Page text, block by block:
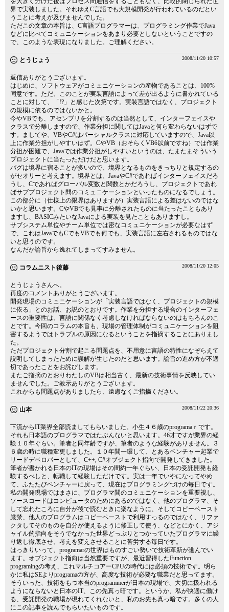
界で実装しました。それゆえC言語でも大規模開発が行われているのだとい
うことに考えが及びませんでした。
ただこの文章の本旨は、C言語プログラマーは、プログラミング作業でJava
などに比べてコミュニケーションをあまり必要としないということですの
で、このような表現になりました。ご理解ください。
とうじょう 2008/11/20 10:57
返信ありがとうございます。
はじめに、ソフトウェアがコミュニケーションの産物であることは、100%
同意です。ただ、このことが実装言語によって差が出るように書かれている
ことに対して、「!?」と感じた次第です。実装言語ではなく、プロジェクト
の規模に依るのではないかと。
今やVBでも、アセンブリを分割するのは当然として、インターフェイスや
クラスで分離しますので、作業分担に関してはJavaと何ら変わらないはずで
す。ましてや、VBやC#はパーシャルクラスに対応していますので、Java以
上に作業分担がしやすいはず。CやVB（おそらくVB6以前ですね）では作業
分担が困難で、Javaでは作業分担がしやすいというのは、たまたまそういう
プロジェクトに当たっただけだと思います。
バグは境界に宿ることが多いので、境界となるものをきっちりと規定するの
がセオリーと考えます。境界とは、JavaやC#であればインターフェイスだろ
うし、Cであればグローバル変数と関数とかだろうし、プロジェクトであれ
ばサブプロジェクト間のコミュニケーションといったものになるでしょう。
この部分に（仕様上の限界はありますが）実装言語による差はないのではな
いかと思います。CやVBでも見事に分離されたものに当たったこともあり
ますし、BASICみたいなJavaによる実装を見たこともありますし。
サブシステム単位やチーム単位では密なコミュニケーションが必要なはず
で、これはJavaでもCでもVBでも何でも、実装言語に左右されるものではな
いと思うのです。
なんだか論旨から逸れてしまってすみません。
コラムニスト後藤 2008/11/20 12:05
とうじょうさんへ。
再度のコメントありがとうございます。
開発現場のコミュニケーションが「実装言語ではなく、プロジェクトの規模
に依る」とのお話、お説のとおりです。作業を分担する場合のインターフェ
ースの重要性は、言語に関係なく考慮しなければならないのはもちろんのこ
とです。今回のコラムの本旨も、現場の管理体制がコミュニケーションを阻
害するようではトラブルの原因になるということを指摘することにありまし
た。
ただプロジェクト分割で起こる問題点を、不用意に言語の特性になぞらえて
説明してしまったために誤解が生じたのだと思います。論旨の進め方が不適
切であったことをお詫びします。
またご指摘のとおりわたしのVBは相当古く、最新の技術事情を反映してい
ませんでした。ご教示ありがとうございます。
これからも問題点がありましたら、遠慮なくご指摘ください。
山本 2008/11/22 20:36
下流からIT業界全部読ましてもらいました。小生４６歳のprogramaｒです。
それも日本語のプログラマではたぶんないと思います。46才ですが業界の経
験１０年ぐらい。筆者と同年齢ですが、筆者のような経験がありません。３
６歳の時に職種変更しました。１０年間一環して、とあるベンチャー起業で
リードデベロパーとして、C++, C#オブジェクト指向で開発してきました。
筆者が書かれる日本のITの現場はその間約一年ぐらい、日本の受託開発も経
験するべしと、転職して経験しただけです。実は一年でいやになってやめ
て、ふたたびベンチャーに戻って、現在はプログラミングづけの毎日です。
私の開発現場ではまさに、プログラマ間のコミュニケーションを重要視し、
ソースコードはコンピュータのためにあるのではなく、他のプログラマ、そ
して忘れたころに自分が後で読むときに楽なように、そしてコピーペースト
厳禁、他人のプログラムはコピーペーストで利用すっるのではなく、リファ
クタしてそのものを自分が使えるように修正して使う、などとにかく、アジ
ャイル的指向をそうでなかった世界どっぷりとつかっていたプログラマに繰
り返し徹底させ、考えを変えさせることに苦労する毎日です。
はっきりいって、programarの世界はものすごい勢いで技術革新が進んでい
ます。オブジェクト指向は当然重要ですが、最近習得したFunction
programingの考え、これマルチコアーCPUの時代には必須の技術です。明ら
かに私はSEよりprogramaの方が、高度な技術が必要な職業だと思ってます。
そういった、技術をもつ本当のprogrammerが日本の現場で、大切に扱われる
ようにならないと日本のIT、この先真っ暗です。というか、私が快適に働け
る、受託開発の職場が現れてくれないと、私のお先も真っ暗です。多くの人
にこの記事を読んでもらいたいものです。